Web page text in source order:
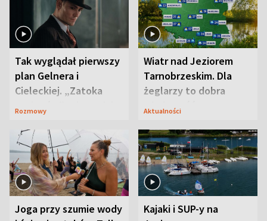
Tak wyglądał pierwszy
plan Gelnera i
Cieleckiej. „Zatoka
szpiegów” od razu ich
Rozmowy
Wiatr nad Jeziorem
Tarnobrzeskim. Dla
żeglarzy to dobra
wiadomość
Aktualności
Joga przy szumie wody
Kajaki i SUP-y na